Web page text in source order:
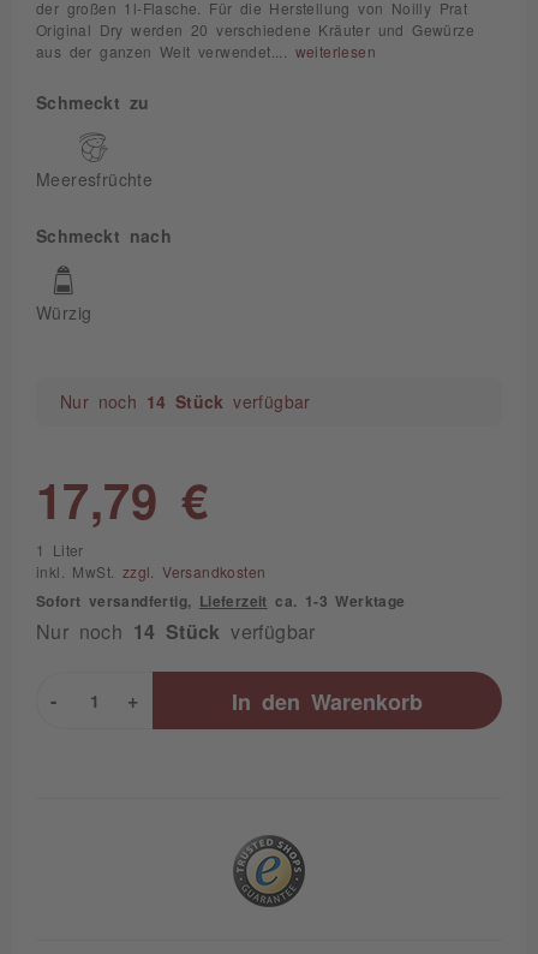
der großen 1l-Flasche. Für die Herstellung von Noilly Prat
Original Dry werden 20 verschiedene Kräuter und Gewürze
aus der ganzen Welt verwendet.... weiterlesen
Schmeckt zu
Meeresfrüchte
Schmeckt nach
Würzig
Nur noch 14 Stück verfügbar
17,79 €
1 Liter
inkl. MwSt. zzgl. Versandkosten
Sofort versandfertig, Lieferzeit ca. 1-3 Werktage
Nur noch 14 Stück verfügbar
+
- In den Warenkorb